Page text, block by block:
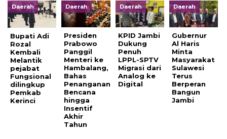
Daerah
Bupati Adi
Rozal
Kembali
Melantik
pejabat
Fungsional
dilingkup
Pemkab
Kerinci
Daerah
Presiden
Prabowo
Panggil
Menteri ke
Hambalang,
Bahas
Penanganan
Bencana
hingga
Insentif
Akhir
Tahun
Daerah
KPID Jambi
Dukung
Penuh
LPPL-SPTV
Migrasi dari
Analog ke
Digital
Daerah
Gubernur
Al Haris
Minta
Masyarakat
Sulawesi
Terus
Berperan
Bangun
Jambi